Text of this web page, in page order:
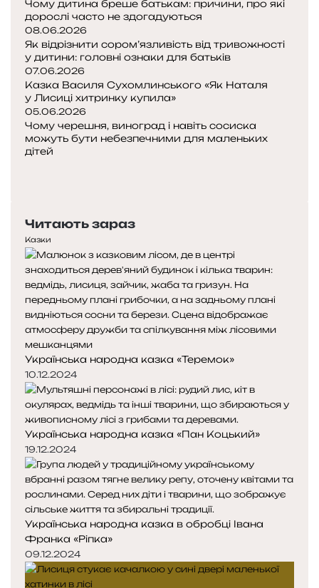
а
»
Чому дитина бреше батькам: причини, про які
дорослі часто не здогадуються
08.06.2026
Як відрізнити сором’язливість від тривожності
у дитини: головні ознаки для батьків
07.06.2026
Казка Василя Сухомлинського «Як Наталя
у Лисиці хитринку купила»
05.06.2026
Чому черешня, виноград і навіть сосиска
можуть бути небезпечними для маленьких
дітей
р
е
д
н
я
с
т
о
р
і
н
к
а
т
у
п
н
а
с
т
о
р
і
н
к
а
Читають зараз
Казки
Українська народна казка «Теремок»
10.12.2024
Українська народна казка «Пан Коцький»
19.12.2024
Українська народна казка в обробці Івана
Франка «Ріпка»
09.12.2024